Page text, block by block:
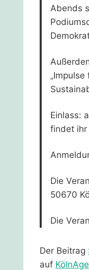
Abends
Einlass:
findet ihr
Die
50670
Die
Der Beitrag
auf Köln